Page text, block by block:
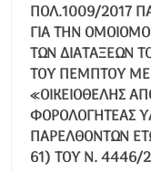
ΠΟΛ.1009/2017
ΓΙΑ ΤΗΝ
ΤΩΝ ΔΙΑΤΆΞΕΩΝ
ΤΟΥ ΠΈΜΠΤΟΥ
«ΟΙΚΕΙΟΘΕΛΉΣ
ΦΟΡΟΛΟΓΗΤΈΑΣ
ΠΑΡΕΛΘΌΝΤΩΝ
61) ΤΟΥ Ν. 4446/